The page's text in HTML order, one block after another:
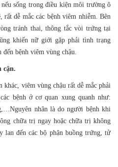
sống trong điều kiện môi trường ô
rất dễ mắc các bệnh viêm nhiễm. Bên
tránh thai, thông tắc vòi trứng tại
khiến nữ giới gặp phải tình trạng
bệnh viêm vùng chậu.
cận.
khác, viêm vùng chậu rất dễ mắc phải
bệnh ở cơ quan xung quanh như:
nhân là do người bệnh khi
chữa trị ngay hoặc chữa trị không
lan đến các bộ phận buồng trứng, tử